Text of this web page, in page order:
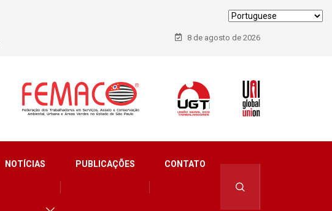
8 de agosto de 2026
NOTÍCIAS PUBLICAÇÕES CONTATO